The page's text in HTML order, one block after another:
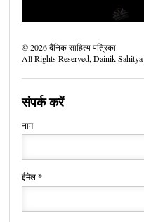
©2026दैनिक साहित्य पत्रिका
All Rights Reserved,Dainik Sahitya
संपर्क करें
नाम
ईमेल*